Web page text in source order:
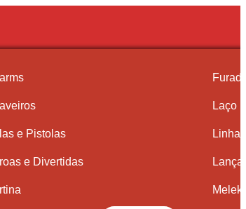
e Pistolas
e Divertidas
Laço
Linha